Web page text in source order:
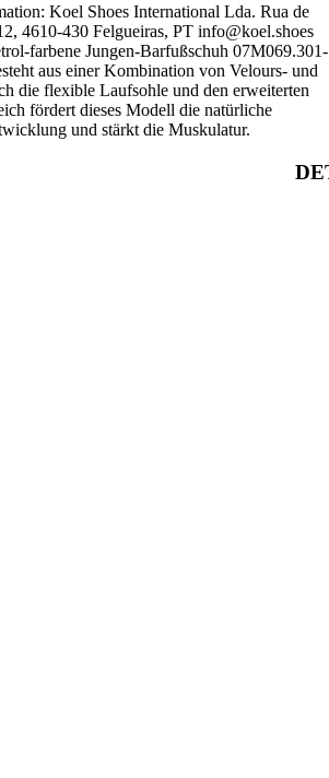
Koel Shoes International Lda. Rua de
4610-430 Felgueiras, PT info@koel.shoes
farbene Jungen-Barfußschuh 07M069.301-
aus einer Kombination von Velours- und
die flexible Laufsohle und den erweiterten
fördert dieses Modell die natürliche
und stärkt die Muskulatur.